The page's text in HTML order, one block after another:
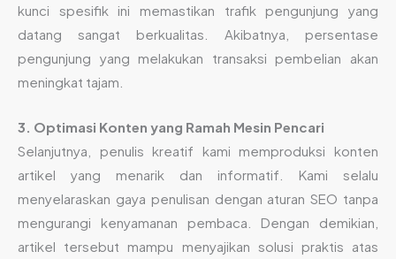
kunci spesifik ini memastikan trafik pengunjung yang
datang sangat berkualitas. Akibatnya, persentase
pengunjung yang melakukan transaksi pembelian akan
meningkat tajam.
3. Optimasi Konten yang Ramah Mesin Pencari
Selanjutnya, penulis kreatif kami memproduksi konten
artikel yang menarik dan informatif. Kami selalu
menyelaraskan gaya penulisan dengan aturan SEO tanpa
mengurangi kenyamanan pembaca. Dengan demikian,
artikel tersebut mampu menyajikan solusi praktis atas